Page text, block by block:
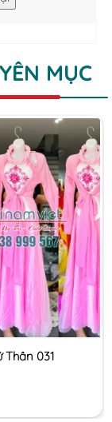
MỤC
Thân 031